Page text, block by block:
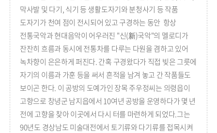
막사발 및 다기, 식기 등 생활도자기와 분청사기 등 작품
도자기가 천여 점이 전시되어 있고 구경하는 동안 항상
전통국악과 현대음악이 어우러진 "신(新)국악"의 멜로디가
잔잔히 흐름과 동시에 전통차를 다루는 다원을 겸하고 있어
녹차향이 은은하게 퍼진다. 간혹 구경왔다가 직접 빚은 그릇에
자기의 이름과 가훈 등을 써서 흔적을 남겨 놓고 간 작품들도
보이곤 한다. 이 공방의 도예가인 장목 주우정씨는 의령읍이
고향으로 창녕군 남지읍에서 10여년 공방을 운영하다가 몇 년
전에 고향을 찾아 이곳에서 다시 터를 마련하게 되었다.그는
90년도 경상남도 미술대전에서 토기류와 다기류를 접목시켜